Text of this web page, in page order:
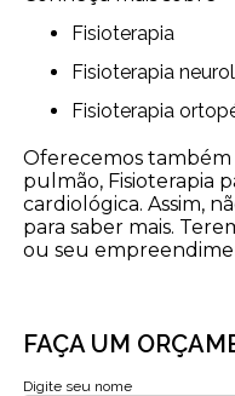
Fisioterapia
Fisioterapia
Fisioterapia
Oferecemos também
pulmão, Fisioterapia
cardiológica. Assim,
para saber mais.
ou seu
FAÇA UM
Digite seu nome